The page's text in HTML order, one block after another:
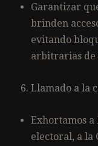
Garantizar
brinden
evitando
arbitrarias de
Llamado a la
Exhortamos a
electoral, a la